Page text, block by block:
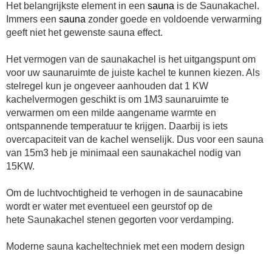
Het belangrijkste element in een sauna is de Saunakachel.
Immers een sauna zonder goede en voldoende verwarming
geeft niet het gewenste sauna effect.
Het vermogen van de saunakachel is het uitgangspunt om
voor uw saunaruimte de juiste kachel te kunnen kiezen. Als
stelregel kun je ongeveer aanhouden dat 1 KW
kachelvermogen geschikt is om 1M3 saunaruimte te
verwarmen om een milde aangename warmte en
ontspannende temperatuur te krijgen. Daarbij is iets
overcapaciteit van de kachel wenselijk. Dus voor een sauna
van 15m3 heb je minimaal een saunakachel nodig van
15KW.
Om de luchtvochtigheid te verhogen in de saunacabine
wordt er water met eventueel een geurstof op de
hete Saunakachel stenen gegorten voor verdamping.
Moderne sauna kacheltechniek met een modern design